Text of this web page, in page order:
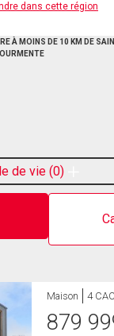
dans cette région
À MOINS DE 10 KM DE
de vie 0
Maison 4
879